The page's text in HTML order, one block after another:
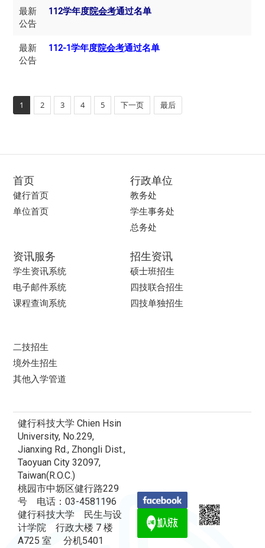
最新
公告
112学年度院会考通过名单
最新
公告
112-1学年度院会考通过名单
1 2 3 4 5 下一页 最后
首页
健行首页
单位首页
行政单位
教务处
学生事务处
总务处
资讯服务
学生资讯系统
电子邮件系统
课程查询系统
招生资讯
硕士班招生
四技联合招生
四技单独招生
二技招生
境外生招生
其他入学管道
健行科技大学 Chien Hsin
University, No.229,
Jianxing Rd., Zhongli Dist.,
Taoyuan City 32097,
Taiwan(R.O.C.)
桃园市中坜区健行路229
号 电话：03-4581196
健行科技大学 民生与设
计学院 行政大楼 7 楼
A725 室 分机5401